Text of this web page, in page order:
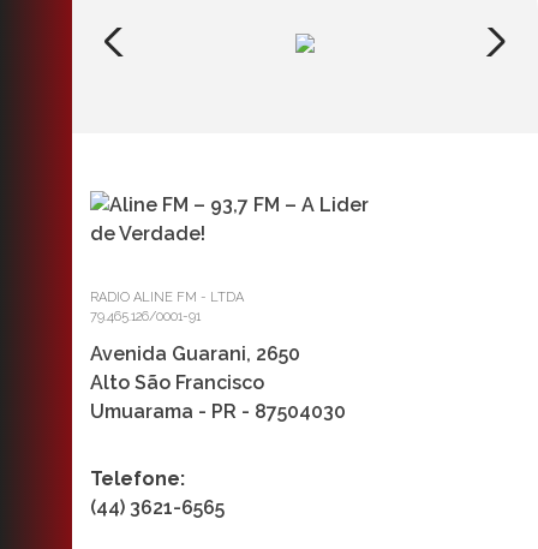
RADIO ALINE FM - LTDA
79.465.126/0001-91
Avenida Guarani, 2650
Alto São Francisco
Umuarama - PR - 87504030
Telefone:
(44) 3621-6565